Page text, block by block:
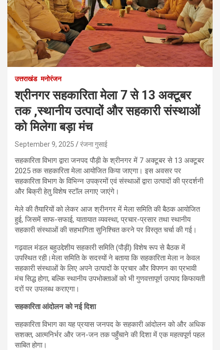
उत्तराखंड मनोरंजन
श्रीनगर सहकारिता मेला 7 से 13 अक्टूबर
तक ,स्थानीय उत्पादों और सहकारी संस्थाओं
को मिलेगा बड़ा मंच
September 9, 2025 रंजना गुसाई
सहकारिता विभाग द्वारा जनपद पौड़ी के श्रीनगर में 7 अक्टूबर से 13 अक्टूबर
2025 तक सहकारिता मेला आयोजित किया जाएगा। इस अवसर पर
सहकारिता विभाग के विभिन्न उपक्रमों एवं संस्थाओं द्वारा उत्पादों की प्रदर्शनी
और बिक्री हेतु विशेष स्टॉल लगाए जाएंगे।
मेले की तैयारियों को लेकर आज श्रीनगर में मेला समिति की बैठक आयोजित
हुई, जिसमें साफ-सफाई, यातायात व्यवस्था, प्रचार-प्रसार तथा स्थानीय
सहकारी संस्थाओं की सहभागिता सुनिश्चित करने पर विस्तृत चर्चा की गई।
गढ़वाल मंडल बहुउद्देशीय सहकारी समिति (पौड़ी) विशेष रूप से बैठक में
उपस्थित रही।मेला समिति के सदस्यों ने बताया कि सहकारिता मेला न केवल
सहकारी संस्थाओं के लिए अपने उत्पादों के प्रचार और विपणन का प्रभावी
मंच सिद्ध होगा, बल्कि स्थानीय उपभोक्ताओं को भी गुणवत्तापूर्ण उत्पाद किफायती
दरों पर उपलब्ध कराएगा।
सहकारिता आंदोलन को नई दिशा
सहकारिता विभाग का यह प्रयास जनपद के सहकारी आंदोलन को और अधिक
सशक्त, आत्मनिर्भर और जन-जन तक पहुँचाने की दिशा में एक महत्वपूर्ण पहल
साबित होगा।